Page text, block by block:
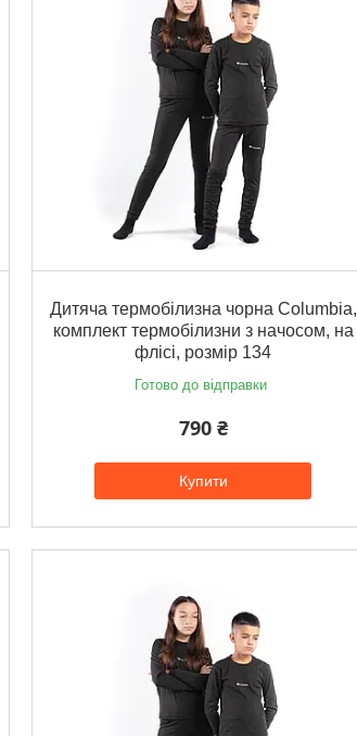
Дитяча термобілизна чорна Columbia,
комплект термобілизни з начосом, на
флісі, розмір 134
Готово до відправки
790 ₴
Купити